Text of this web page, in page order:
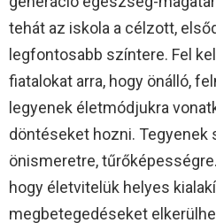
tehát az iskola a célzott,
legfontosabb színtere. Fel
fiatalokat arra, hogy önálló,
legyenek életmódjukra
döntéseket hozni.
önismeretre,
hogy életvitelük helyes
megbetegedéseket